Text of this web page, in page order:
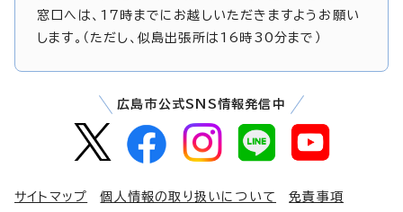
窓口へは、17時までにお越しいただきますようお願い
します。（ただし、似島出張所は16時30分まで）
広島市公式SNS情報発信中
サイトマップ 個人情報の取り扱いについて 免責事項